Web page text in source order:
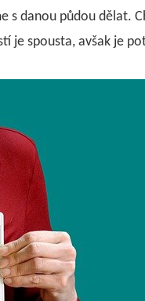
s danou půdou dělat.
je spousta, avšak je